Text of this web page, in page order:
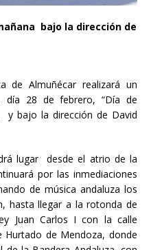
bajo la dirección de
de Almuñécar realizará un
día 28 de febrero, “Día de
y bajo la dirección de David
lugar desde el atrio de la
por las inmediaciones
de música andaluza los
hasta llegar a la rotonda de
Juan Carlos I con la calle
Hurtado de Mendoza, donde